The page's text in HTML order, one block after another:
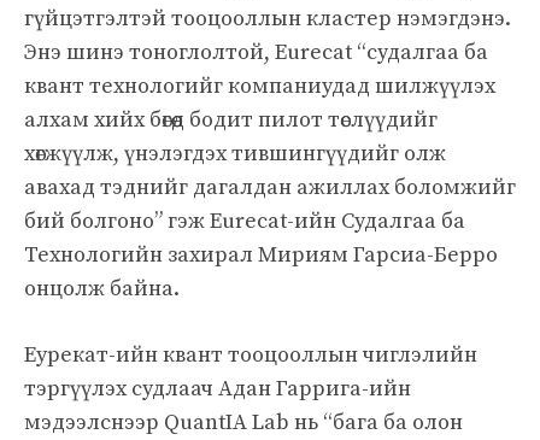
гүйцэтгэлтэй тооцооллын кластер нэмэгдэнэ.
Энэ шинэ тоноглолтой, Eurecat “судалгаа ба
квант технологийг компаниудад шилжүүлэх
алхам хийх бөгөөд бодит пилот төслүүдийг
хөгжүүлж, үнэлэгдэх тившингүүдийг олж
авахад тэднийг дагалдан ажиллах боломжийг
бий болгоно” гэж Eurecat-ийн Судалгаа ба
Технологийн захирал Мириям Гарсиа-Берро
онцолж байна.
Еурекат-ийн квант тооцооллын чиглэлийн
тэргүүлэх судлаач Адан Гаррига-ийн
мэдээлснээр QuantIA Lab нь “бага ба олон